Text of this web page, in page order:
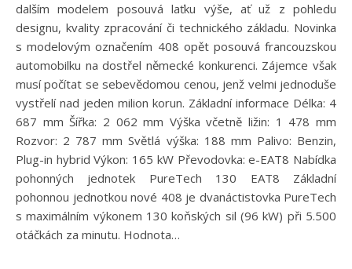
dalším modelem posouvá laťku výše, ať už z pohledu
designu, kvality zpracování či technického základu. Novinka
s modelovým označením 408 opět posouvá francouzskou
automobilku na dostřel německé konkurenci. Zájemce však
musí počítat se sebevědomou cenou, jenž velmi jednoduše
vystřelí nad jeden milion korun. Základní informace Délka: 4
687 mm Šířka: 2 062 mm Výška včetně ližin: 1 478 mm
Rozvor: 2 787 mm Světlá výška: 188 mm Palivo: Benzin,
Plug-in hybrid Výkon: 165 kW Převodovka: e-EAT8 Nabídka
pohonných jednotek PureTech 130 EAT8 Základní
pohonnou jednotkou nové 408 je dvanáctistovka PureTech
s maximálním výkonem 130 koňských sil (96 kW) při 5.500
otáčkách za minutu. Hodnota…